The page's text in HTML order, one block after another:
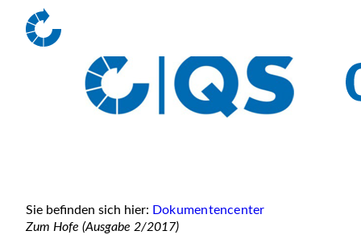
Sie befinden sich hier: Dokumentencenter
Zum Hofe (Ausgabe 2/2017)